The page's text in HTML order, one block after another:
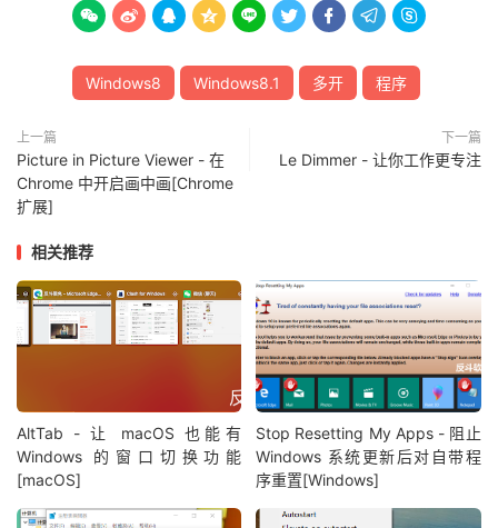
        
Windows8 Windows8.1 多开 程序
上一篇
Picture in Picture Viewer - 在
Chrome 中开启画中画[Chrome
扩展]
下一篇
Le Dimmer - 让你工作更专注
相关推荐
AltTab - 让 macOS 也能有
Windows 的窗口切换功能
[macOS]
Stop Resetting My Apps - 阻止
Windows 系统更新后对自带程
序重置[Windows]